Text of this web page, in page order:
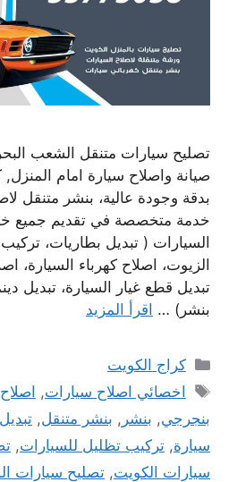
تصليح سيارات متنقل الشعب
صيانة واصلاح سيارة امام
بدقة وجودة عالية، بنشر متنقل
خدمة متخصصة في تقديم جميع
السيارات ( تبديل بطاريات، تركيب
الزيوت، اصلاح كهرباء السيارة،
تبديل قطع غيار السيارة، تبديل
بنشر) … اقرأ المزيد
التصنيفات
كراج الكويت
الوسوم
اخصائي اصلاح سيارات,
بنجرجي, بنشر , بنشر متنقل,
سيارة, تركيب تظليل للسيارات,
سيارات الكويت, تصليح سيارات